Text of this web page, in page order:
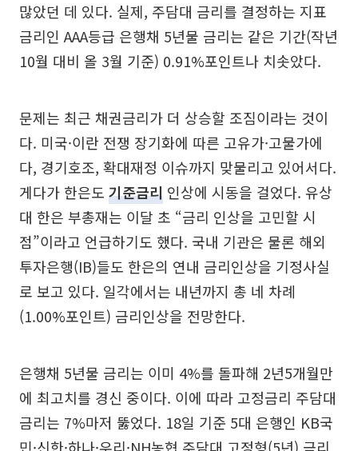
많았던 데 있다. 실제, 주담대 금리를 결정하는 지표
금리인 AAA등급 은행채 5년물 금리는 같은 기간(작년
10월 대비 올 3월 기준) 0.91%포인트나 치솟았다.
문제는 최근 채권금리가 더 상승할 조짐이라는 것이
다. 미국·이란 전쟁 장기화에 따른 고유가·고물가에
다, 경기호조, 확대재정 이슈까지 맞물리고 있어서다.
게다가 한은도 기준금리 인상에 시동을 걸었다. 유상
대 한은 부총재는 이달 초 “금리 인상을 고민할 시
점”이라고 언급하기도 했다. 국내 기관은 물론 해외
투자은행(IB)들도 한은의 연내 금리인상을 기정사실
로 보고 있다. 일각에서는 내년까지 총 네 차례
(1.00%포인트) 금리인상을 전망한다.
은행채 5년물 금리는 이미 4%를 돌파해 2년5개월만
에 최고치를 경신 중이다. 이에 따라 고정금리 주담대
금리는 7%마저 뚫었다. 18일 기준 5대 은행인 KB국